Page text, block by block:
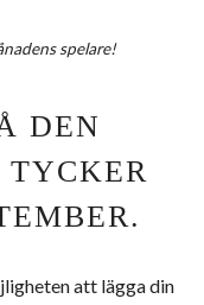
spelare!
DEN
TYCKER
att lägga din